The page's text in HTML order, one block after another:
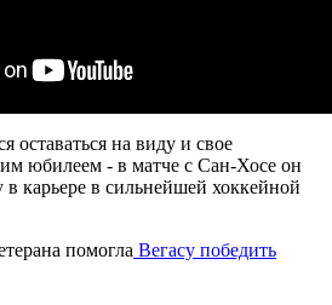
оставаться на виду и свое
юбилеем - в матче с Сан-Хосе он
карьере в сильнейшей хоккейной
помогла Вегасу победить